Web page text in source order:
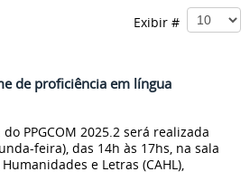
Exibir #
de proficiência em língua
PPGCOM 2025.2 será realizada
feira), das 14h às 17hs, na sala
e Letras (CAHL),